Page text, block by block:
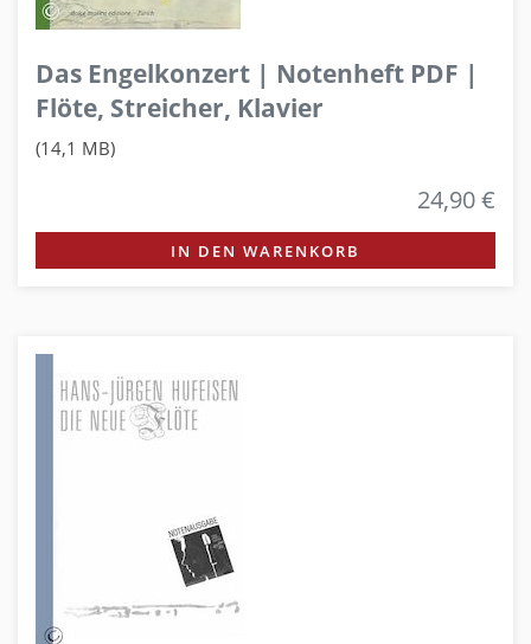
Das Engelkonzert | Notenheft PDF |
Flöte, Streicher, Klavier
(14,1 MB)
24,90 €
IN DEN WARENKORB